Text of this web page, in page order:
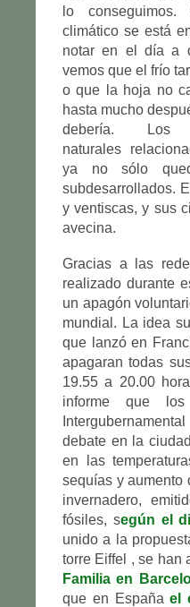
lo
climático se está
notar en el día a
vemos que el frío
o que la hoja no
hasta mucho
debería. Los
naturales
ya no sólo
subdesarrollados.
y ventiscas, y sus
avecina.
Gracias a las
realizado durante
un apagón
mundial. La idea
que lanzó en
apagaran todas
19.55 a 20.00
informe que
debate en la
en las
sequías y aumento
invernadero,
fósiles, según el
unido a la
torre Eiffel , se han
Familia en
que en Españael